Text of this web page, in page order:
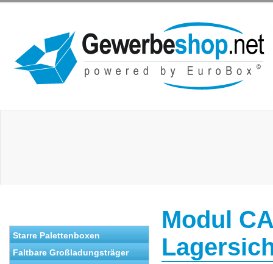
Starre Palettenboxen
Faltbare Großladungsträger
Modul